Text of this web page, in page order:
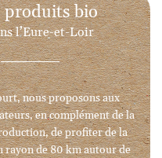
produits bio
l’Eure-et-Loir
nous proposons aux
en complément de la
de profiter de la
rayon de 80 km autour de